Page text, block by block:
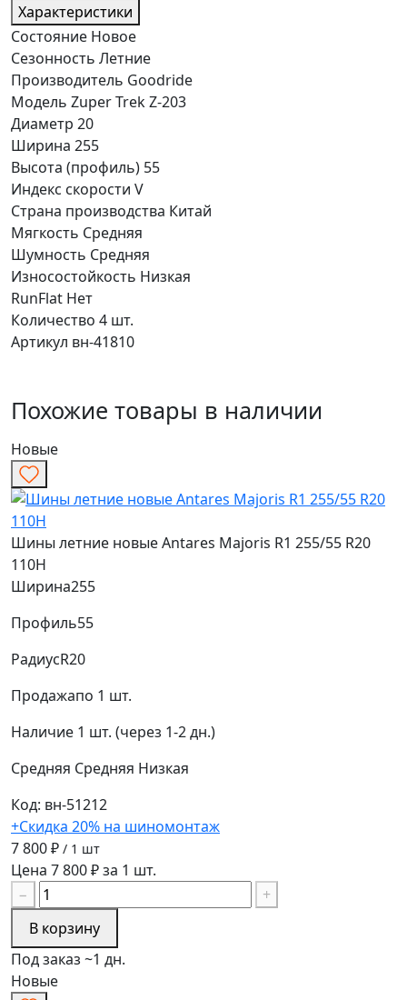
Характеристики
Состояние Новое
Сезонность Летние
Производитель Goodride
Модель Zuper Trek Z-203
Диаметр 20
Ширина 255
Высота (профиль) 55
Индекс скорости V
Страна производства Китай
Мягкость Средняя
Шумность Средняя
Износостойкость Низкая
RunFlat Нет
Количество 4 шт.
Артикул вн-41810
Похожие товары в наличии
Новые
Шины летние новые Antares Majoris R1 255/55 R20
110H
Ширина255
Профиль55
РадиусR20
Продажапо 1 шт.
Наличие 1 шт. (через 1-2 дн.)
Средняя Средняя Низкая
Код: вн-51212
+Скидка 20% на шиномонтаж
7 800 ₽ / 1 шт
Цена 7 800 ₽ за 1 шт.
−
+
В корзину
Под заказ ~1 дн.
Новые